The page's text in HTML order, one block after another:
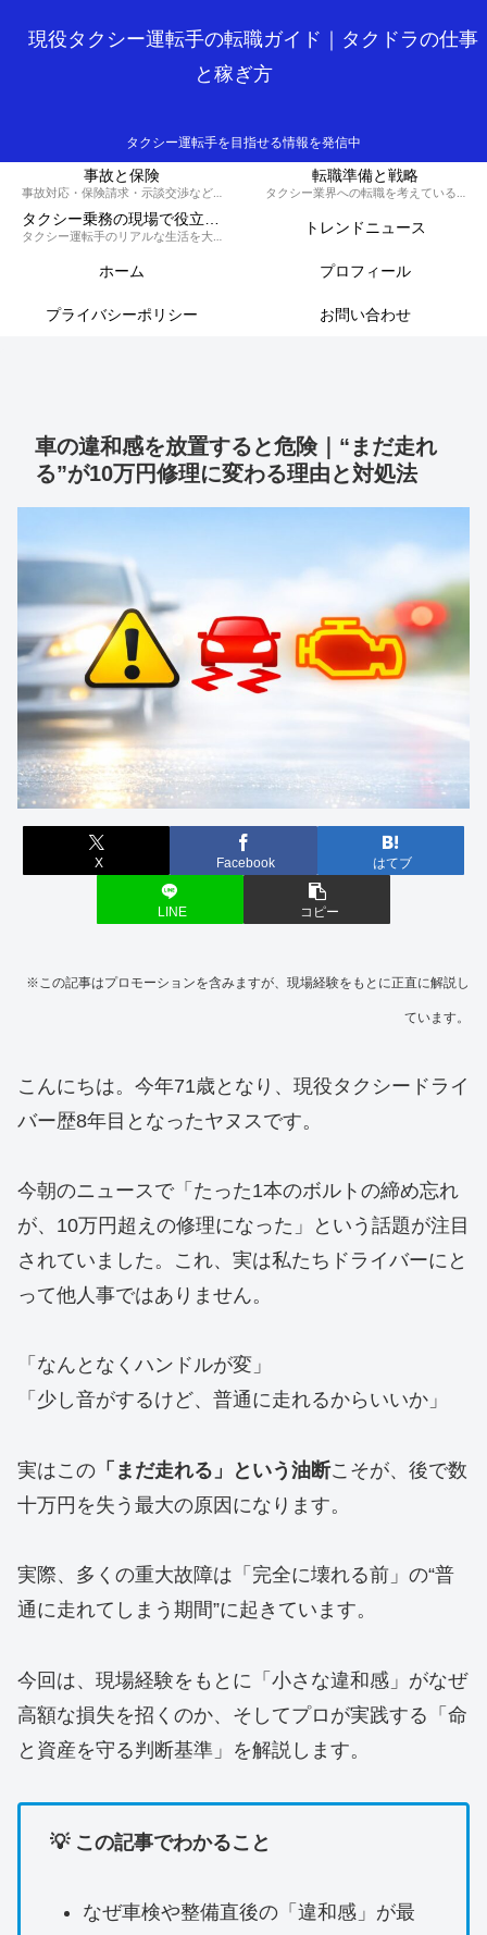
現役タクシー運転手の転職ガイド｜タクドラの仕事
と稼ぎ方
タクシー運転手を目指せる情報を発信中
事故と保険
事故対応・保険請求・示談交渉など、損しないための知識と対策を解説するカテゴリです。
転職準備と戦略
タクシー業界への転職を考えている方へ、履歴書の書き方や面接対策、必要な資格など、スムーズに転職を成功させるための戦略を解説します。
タクシー乗務の現場で役立つ実務集
タクシー運転手のリアルな生活を大公開！70歳現役ドライバーの晩御飯から転職のコツ、稼ぐノウハウ、トラブル回避術、外国人対応まで、タクシードライバーのライフスタイルをまるっとお届けします。 トレンドニュース
ホーム プロフィール
プライバシーポリシー お問い合わせ
車の違和感を放置すると危険｜“まだ走れ
る”が10万円修理に変わる理由と対処法
X Facebook はてブ
LINE コピー
※この記事はプロモーションを含みますが、現場経験をもとに正直に解説し
ています。
こんにちは。今年71歳となり、現役タクシードライ
バー歴8年目となったヤヌスです。
今朝のニュースで「たった1本のボルトの締め忘れ
が、10万円超えの修理になった」という話題が注目
されていました。これ、実は私たちドライバーにと
って他人事ではありません。
「なんとなくハンドルが変」
「少し音がするけど、普通に走れるからいいか」
実はこの 「まだ走れる」という油断こそが、後で数
十万円を失う最大の原因になります。
実際、多くの重大故障は「完全に壊れる前」の“普
通に走れてしまう期間”に起きています。
今回は、現場経験をもとに「小さな違和感」がなぜ
高額な損失を招くのか、そしてプロが実践する「命
と資産を守る判断基準」を解説します。
💡 この記事でわかること
なぜ車検や整備直後の「違和感」が最